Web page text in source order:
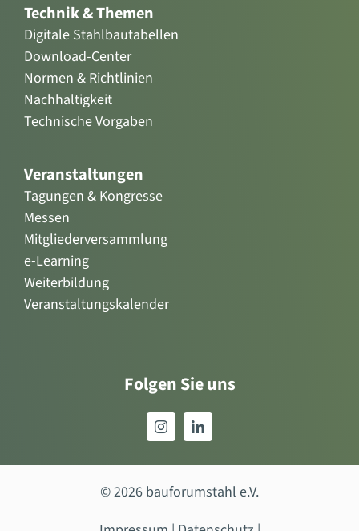
Technik & Themen
Digitale Stahlbautabellen
Download-Center
Normen & Richtlinien
Nachhaltigkeit
Technische Vorgaben
Veranstaltungen
Tagungen & Kongresse
Messen
Mitgliederversammlung
e-Learning
Weiterbildung
Veranstaltungskalender
Folgen Sie uns
© 2026 bauforumstahl e.V.